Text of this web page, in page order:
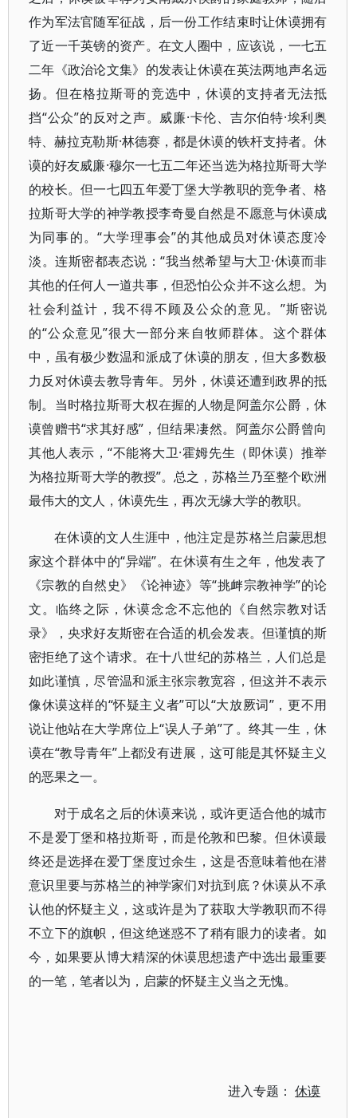
作为军法官随军征战，后一份工作结束时让休谟拥有
了近一千英镑的资产。在文人圈中，应该说，一七五
二年《政治论文集》的发表让休谟在英法两地声名远
扬。但在格拉斯哥的竞选中，休谟的支持者无法抵
挡“公众”的反对之声。威廉·卡伦、吉尔伯特·埃利奥
特、赫拉克勒斯·林德赛，都是休谟的铁杆支持者。休
谟的好友威廉·穆尔一七五二年还当选为格拉斯哥大学
的校长。但一七四五年爱丁堡大学教职的竞争者、格
拉斯哥大学的神学教授李奇曼自然是不愿意与休谟成
为同事的。“大学理事会”的其他成员对休谟态度冷
淡。连斯密都表态说：“我当然希望与大卫·休谟而非
其他的任何人一道共事，但恐怕公众并不这么想。为
社会利益计，我不得不顾及公众的意见。”斯密说
的“公众意见”很大一部分来自牧师群体。这个群体
中，虽有极少数温和派成了休谟的朋友，但大多数极
力反对休谟去教导青年。另外，休谟还遭到政界的抵
制。当时格拉斯哥大权在握的人物是阿盖尔公爵，休
谟曾赠书“求其好感”，但结果凄然。阿盖尔公爵曾向
其他人表示，“不能将大卫·霍姆先生（即休谟）推举
为格拉斯哥大学的教授”。总之，苏格兰乃至整个欧洲
最伟大的文人，休谟先生，再次无缘大学的教职。
在休谟的文人生涯中，他注定是苏格兰启蒙思想
家这个群体中的“异端”。在休谟有生之年，他发表了
《宗教的自然史》《论神迹》等“挑衅宗教神学”的论
文。临终之际，休谟念念不忘他的《自然宗教对话
录》，央求好友斯密在合适的机会发表。但谨慎的斯
密拒绝了这个请求。在十八世纪的苏格兰，人们总是
如此谨慎，尽管温和派主张宗教宽容，但这并不表示
像休谟这样的“怀疑主义者”可以“大放厥词”，更不用
说让他站在大学席位上“误人子弟”了。终其一生，休
谟在“教导青年”上都没有进展，这可能是其怀疑主义
的恶果之一。
对于成名之后的休谟来说，或许更适合他的城市
不是爱丁堡和格拉斯哥，而是伦敦和巴黎。但休谟最
终还是选择在爱丁堡度过余生，这是否意味着他在潜
意识里要与苏格兰的神学家们对抗到底？休谟从不承
认他的怀疑主义，这或许是为了获取大学教职而不得
不立下的旗帜，但这绝迷惑不了稍有眼力的读者。如
今，如果要从博大精深的休谟思想遗产中选出最重要
的一笔，笔者以为，启蒙的怀疑主义当之无愧。
进入专题：休谟